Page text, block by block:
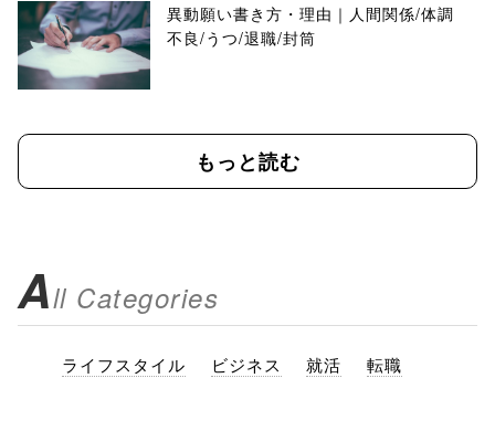
異動願い書き方・理由｜人間関係/体調
不良/うつ/退職/封筒
もっと読む
All Categories
ライフスタイル ビジネス 就活 転職